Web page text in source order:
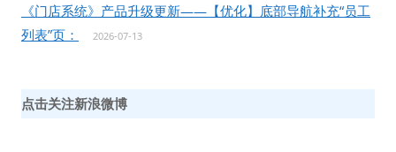
《门店系统》产品升级更新——【优化】底部导航补充“员工
列表”页：
2026-07-13
点击关注新浪微博